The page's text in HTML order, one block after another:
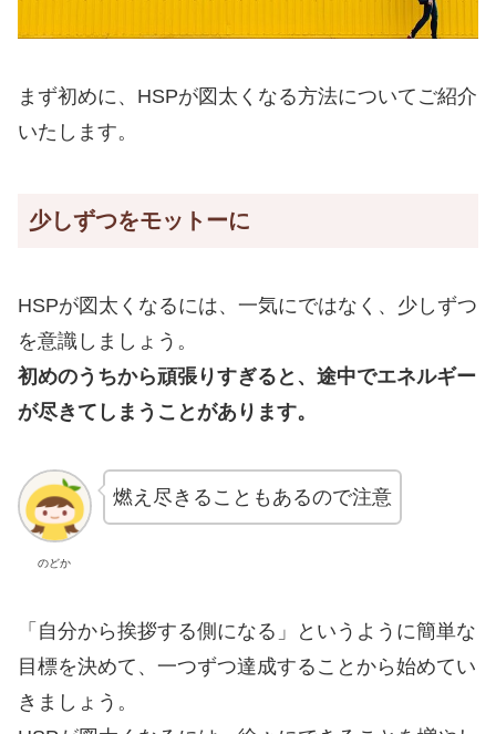
まず初めに、HSPが図太くなる方法についてご紹介
いたします。
少しずつをモットーに
HSPが図太くなるには、一気にではなく、少しずつ
を意識しましょう。
初めのうちから頑張りすぎると、途中でエネルギー
が尽きてしまうことがあります。
のどか
燃え尽きることもあるので注意
「自分から挨拶する側になる」というように簡単な
目標を決めて、一つずつ達成することから始めてい
きましょう。